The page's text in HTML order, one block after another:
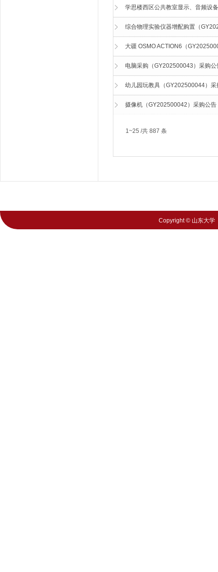
学思楼西区公共教室显示、音频设
综合物理实验仪器增配购置（
大疆 OSMO ACTION6（
电脑采购（GY202500043）采购公
幼儿园玩教具（GY202500044）采
摄像机（GY202500042）采购公告
1~25 /共 887 条
Copyright © 山东大学